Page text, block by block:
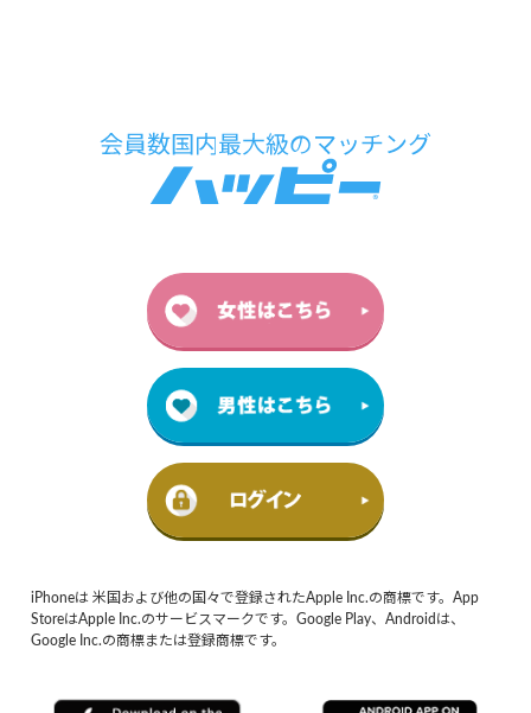
iPhoneは 米国および他の国々で登録されたApple Inc.の商標です。App
StoreはApple Inc.のサービスマークです。Google Play、Androidは、
Google Inc.の商標または登録商標です。